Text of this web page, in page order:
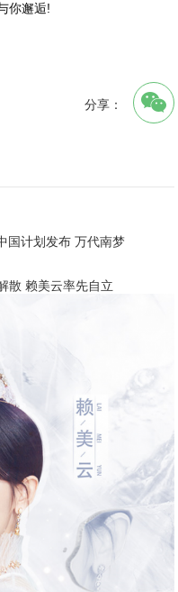
你邂逅!
分享：
国计划发布 万代南梦
散 赖美云率先自立